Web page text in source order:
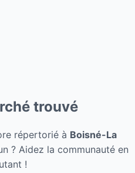
trouvé
répertorié à Boisné-La
? Aidez la communauté en
!